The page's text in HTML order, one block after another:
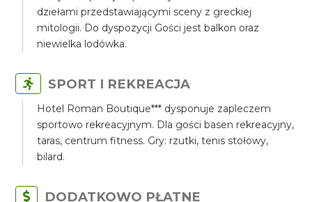
dziełami przedstawiającymi sceny z greckiej
mitologii. Do dyspozycji Gości jest balkon oraz
niewielka lodówka.
SPORT I REKREACJA
Hotel Roman Boutique*** dysponuje zapleczem
sportowo rekreacyjnym. Dla gości basen rekreacyjny,
taras, centrum fitness. Gry: rzutki, tenis stołowy,
bilard.
DODATKOWO PŁATNE